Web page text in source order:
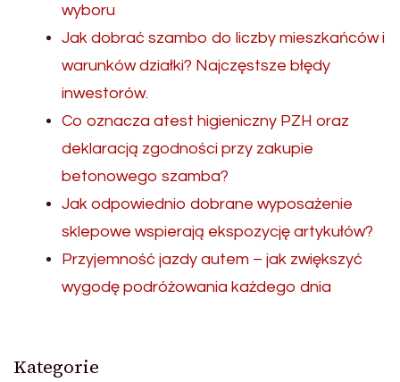
wyboru
Jak dobrać szambo do liczby mieszkańców i
warunków działki? Najczęstsze błędy
inwestorów.
Co oznacza atest higieniczny PZH oraz
deklaracją zgodności przy zakupie
betonowego szamba?
Jak odpowiednio dobrane wyposażenie
sklepowe wspierają ekspozycję artykułów?
Przyjemność jazdy autem – jak zwiększyć
wygodę podróżowania każdego dnia
Kategorie